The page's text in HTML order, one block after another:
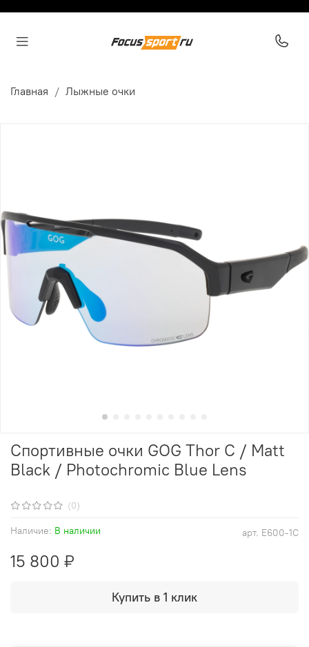
Главная Лыжные очки
(0)
арт. E600-1C
Наличие: В наличии
Спортивные очки GOG Thor C / Matt
Black / Photochromic Blue Lens
15 800 ₽
Купить в 1 клик